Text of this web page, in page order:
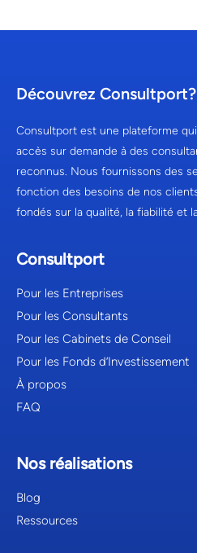
Découvrez Consultport?
Consultport est une plateforme
accès sur demande à des
reconnus. Nous fournissons des
fonction des besoins de nos
fondés sur la qualité, la fiabilité et
Consultport
Pour les Entreprises
Pour les Consultants
Pour les Cabinets de Conseil
Pour les Fonds d’Investissement
À propos
FAQ
Nos réalisations
Blog
Ressources